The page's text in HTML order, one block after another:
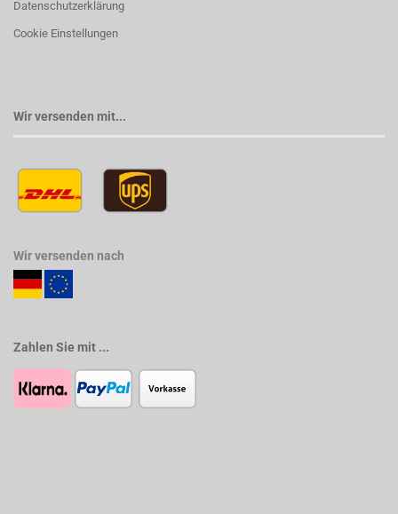
Datenschutzerklärung
Cookie Einstellungen
Wir versenden mit...
Wir versenden nach
Zahlen Sie mit ...